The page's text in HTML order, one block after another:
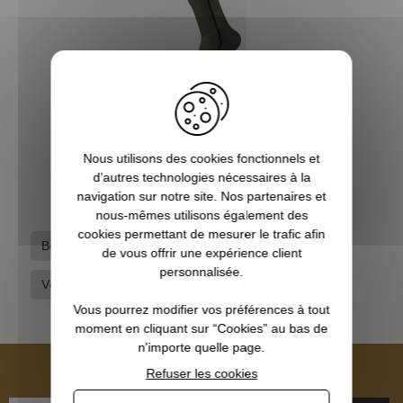
Chaussettes de chasse Airsocks kaki PRO HUNT
11,90 €
Bottes - Chaussures Chaussettes - Chaussons
Vêtements de chasse
NEWSLETTER
Nous utilisons des cookies fonctionnels et
d’autres technologies nécessaires à la
navigation sur notre site. Nos partenaires et
nous-mêmes utilisons également des
cookies permettant de mesurer le trafic afin
de vous offrir une expérience client
personnalisée.
Vous pourrez modifier vos préférences à tout
moment en cliquant sur “Cookies” au bas de
n'importe quelle page.
Refuser les cookies